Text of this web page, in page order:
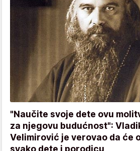
"Naučite svoje dete ovu
za njegovu budućnost":
Velimirović je verovao da će
svako dete i porodicu